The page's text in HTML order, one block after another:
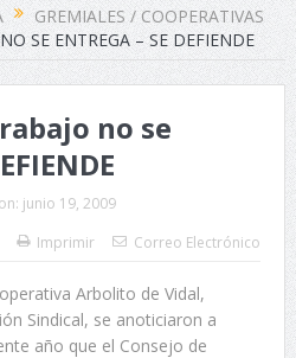
GREMIALES / COOPERATIVAS
SE ENTREGA – SE DEFIENDE
no se
on: junio 19, 2009
Imprimir
Correo Electrónico
Arbolito de Vidal,
Sindical, se anoticiaron a
año que el Consejo de